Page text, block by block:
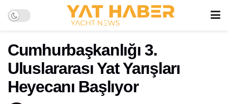
Cumhurbaşkanlığı 3.
Uluslararası Yat Yarışları
Heyecanı Başlıyor